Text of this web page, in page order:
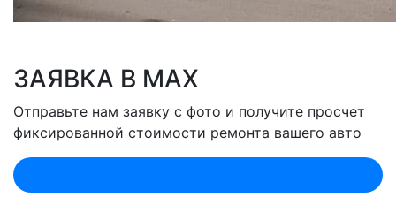
ЗАЯВКА В MAX
Отправьте нам заявку с фото и получите просчет
фиксированной стоимости ремонта вашего авто